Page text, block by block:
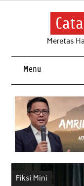
Skip
Meretas
Menu
Fiksi Mini